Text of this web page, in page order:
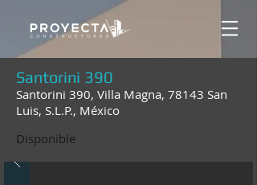
Santorini 390, Villa Magna, 78143 San
Luis, S.L.P., México
Santorini 390
Disponible